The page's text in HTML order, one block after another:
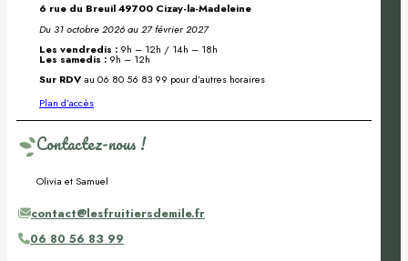
6 rue du Breuil 49700 Cizay-la-Madeleine
Du 31 octobre 2026 au 27 février 2027
Les vendredis : 9h – 12h / 14h – 18h
Les samedis : 9h – 12h
Sur RDVau 06 80 56 83 99 pour d’autres horaires
Plan d’accès
Contactez-nous !
Olivia et Samuel
contact@lesfruitiersdemile.fr
06 80 56 83 99